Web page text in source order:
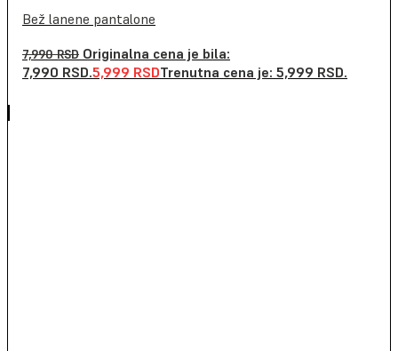
Bež lanene pantalone
7,990RSD Originalna cena je bila:
7,990 RSD.5,999 RSDTrenutna cena je: 5,999 RSD.